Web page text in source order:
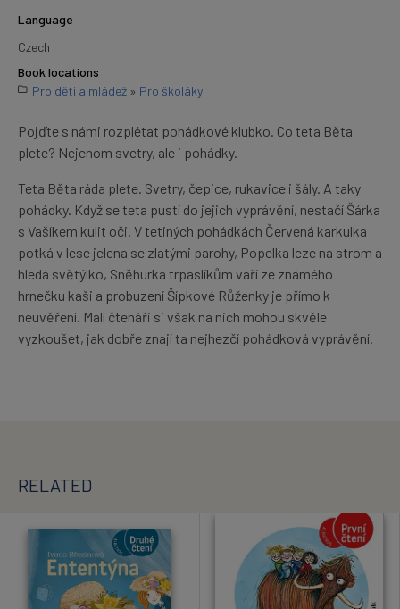
Language
Czech
Book locations
Pro děti a mládež » Pro školáky
Pojďte s námi rozplétat pohádkové klubko. Co teta Běta
plete? Nejenom svetry, ale i pohádky.
Teta Běta ráda plete. Svetry, čepice, rukavice i šály. A taky
pohádky. Když se teta pustí do jejich vyprávění, nestačí Šárka
s Vašíkem kulit oči. V tetiných pohádkách Červená karkulka
potká v lese jelena se zlatými parohy, Popelka leze na strom a
hledá světýlko, Sněhurka trpaslíkům vaří ze známého
hrnečku kaši a probuzení Šípkové Růženky je přímo k
neuvěření. Malí čtenáři si však na nich mohou skvěle
vyzkoušet, jak dobře znají ta nejhezčí pohádková vyprávění.
RELATED